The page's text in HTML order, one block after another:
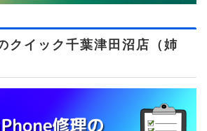
クイック千葉津田沼店（姉